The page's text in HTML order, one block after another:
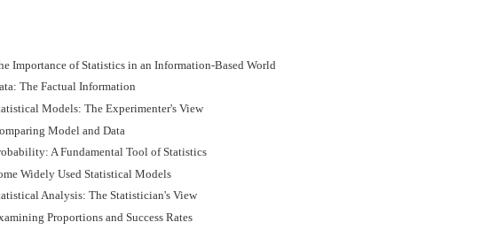
Importance of Statistics in an Information-Based World
The Factual Information
Models: The Experimenter's View
Model and Data
A Fundamental Tool of Statistics
Widely Used Statistical Models
Analysis: The Statistician's View
Proportions and Success Rates